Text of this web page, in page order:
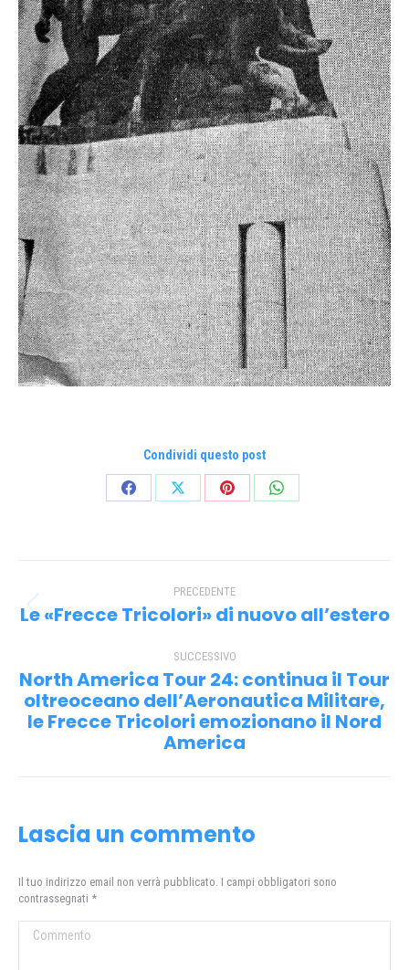
Condividi questo post
CondividiCondividiCondividiCondividi
tra
post
PRECEDENTE
Post
Le «Frecce Tricolori» di nuovo all’estero
SUCCESSIVO
Prossimo
post:
North America Tour 24: continua il Tour
oltreoceano dell’Aeronautica Militare,
le Frecce Tricolori emozionano il Nord
America
Lascia un commento
Il tuo indirizzo email non verrà pubblicato. I campi obbligatori sono
contrassegnati *
Commento